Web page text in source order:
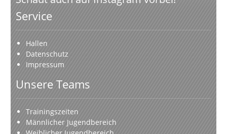
Service
Hallen
Datenschutz
Impressum
Unsere Teams
Trainingszeiten
Männlicher Jugendbereich